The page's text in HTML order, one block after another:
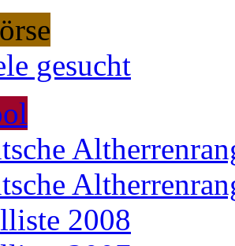
gesucht
2008